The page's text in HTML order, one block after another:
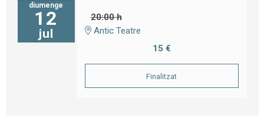
diumenge
12
jul
20:00 h
Antic Teatre
15 €
Finalitzat